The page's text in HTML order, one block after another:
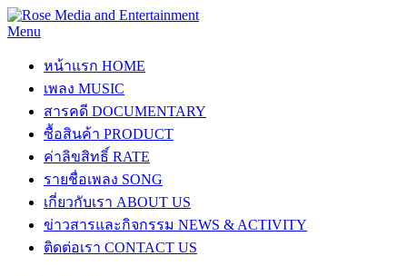
Menu
หน้าแรก HOME
เพลง MUSIC
สารคดี DOCUMENTARY
ซื้อสินค้า PRODUCT
ค่าลิขสิทธิ์ RATE
รายชื่อเพลง SONG
เกี่ยวกับเรา ABOUT US
ข่าวสารและกิจกรรม NEWS & ACTIVITY
ติดต่อเรา CONTACT US